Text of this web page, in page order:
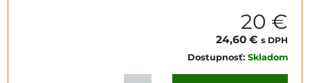
20 €
24,60 € s DPH
Dostupnosť: Skladom